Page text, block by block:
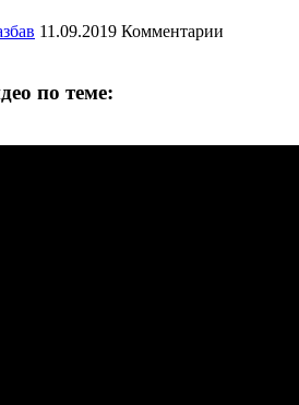
11.09.2019 Комментарии
Терьера
по теме: